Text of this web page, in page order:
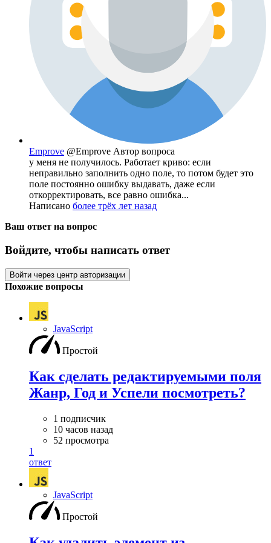
Emprove @Emprove Автор вопроса
у меня не получилось. Работает криво: если
неправильно заполнить одно поле, то потом будет это
поле постоянно ошибку выдавать, даже если
откорректировать, все равно ошибка...
Написано более трёх лет назад
Ваш ответ на вопрос
Войдите, чтобы написать ответ
Войти через центр авторизации
Похожие вопросы
JavaScript
Простой
Как сделать редактируемыми поля
Жанр, Год и Успели посмотреть?
1 подписчик
10 часов назад
52 просмотра
1
ответ
JavaScript
Простой